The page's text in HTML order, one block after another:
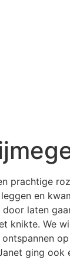
prachtige
en
laten
knikte. We
ging